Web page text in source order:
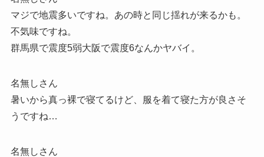
マジで地震多いですね。あの時と同じ揺れが来るかも。
不気味ですね。
群馬県で震度5弱大阪で震度6なんかヤバイ。
名無しさん
暑いから真っ裸で寝てるけど、服を着て寝た方が良さそ
うですね…
名無しさん